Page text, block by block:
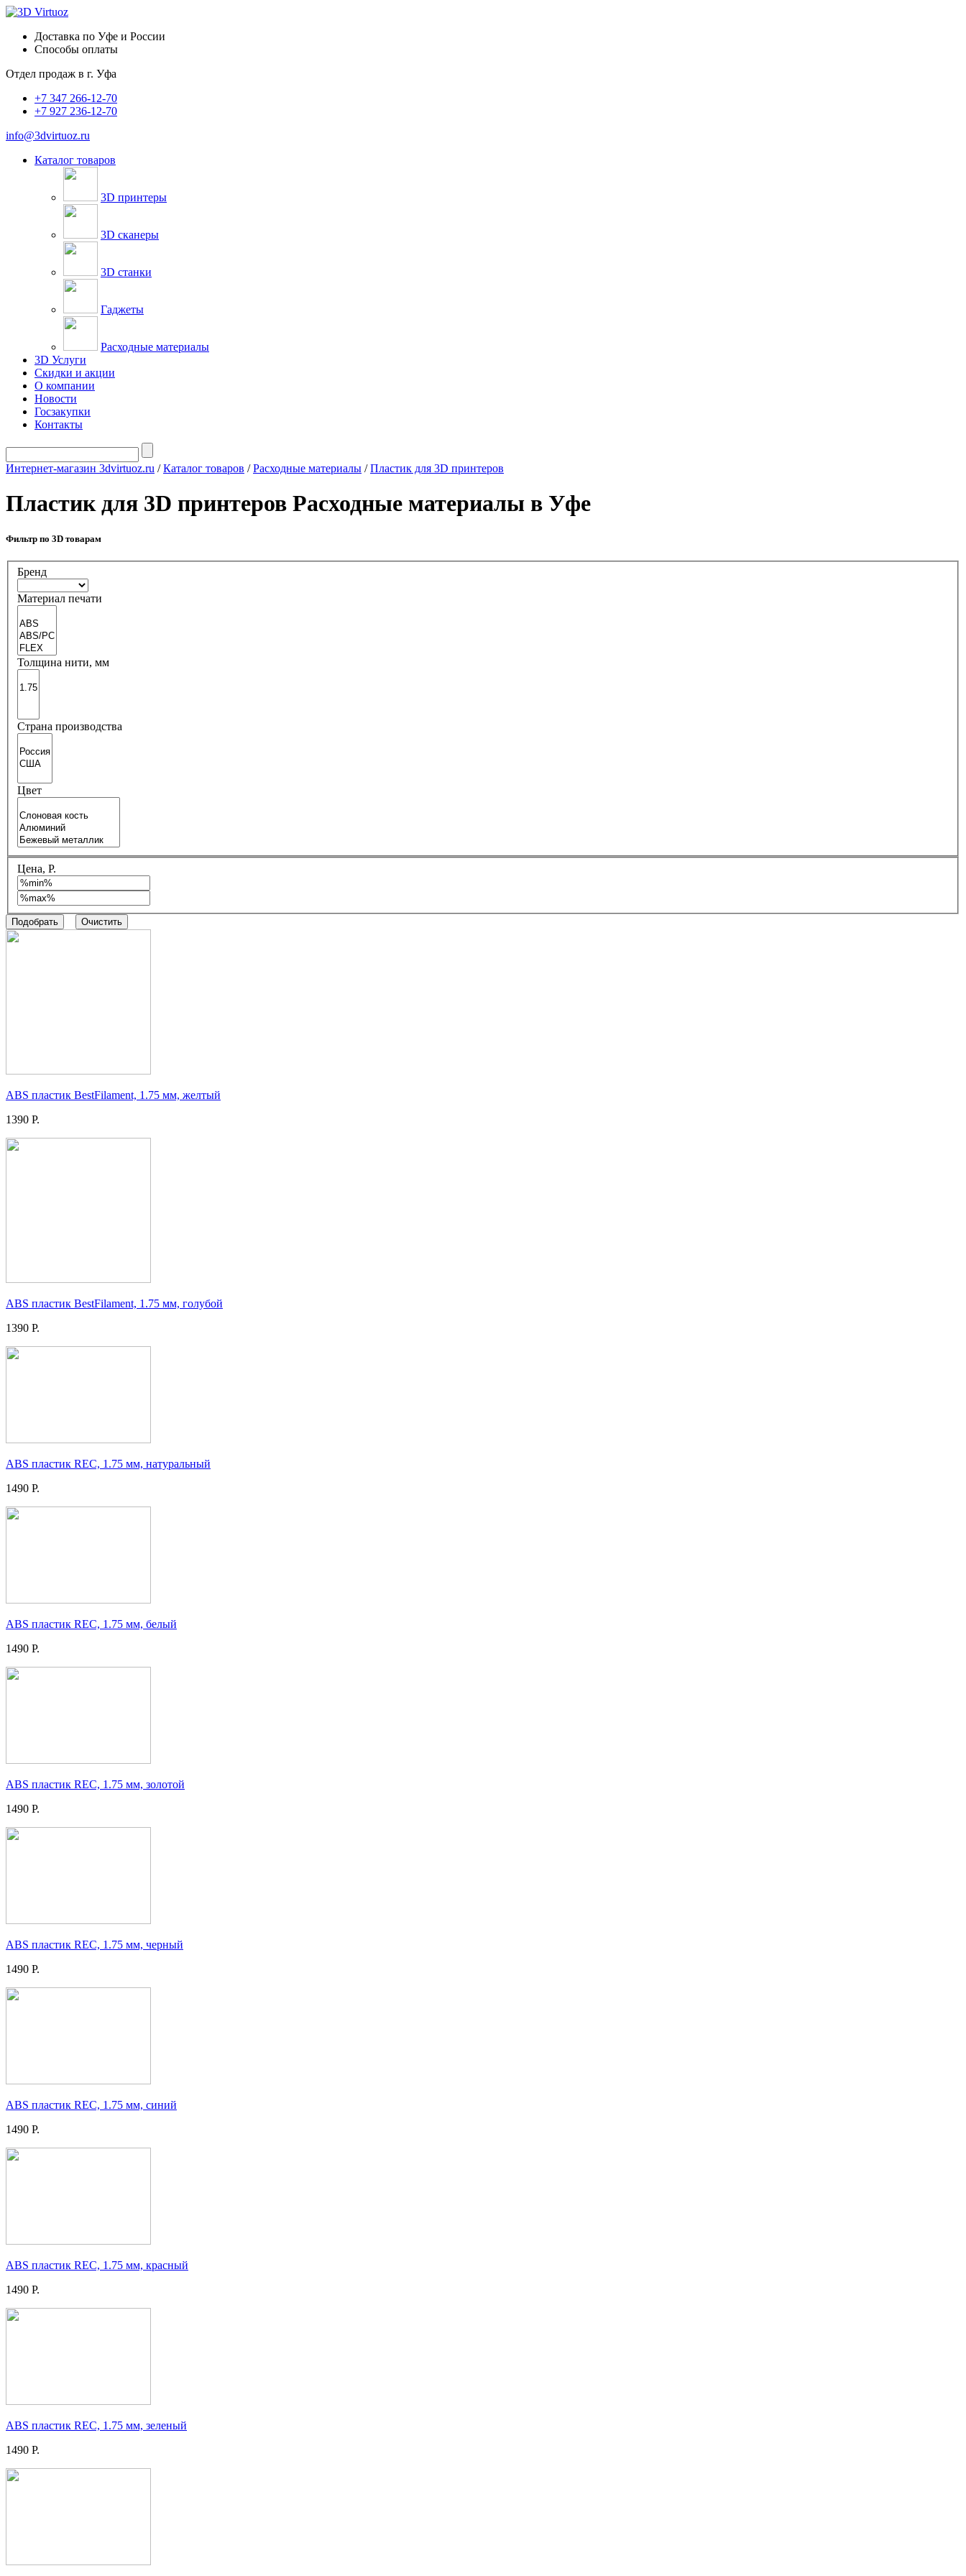
Доставка по Уфе и России
Способы оплаты
Отдел продаж в г. Уфа
+7 347 266-12-70
+7 927 236-12-70
info@3dvirtuoz.ru
Каталог товаров
3D принтеры
3D сканеры
3D станки
Гаджеты
Расходные материалы
3D Услуги
Скидки и акции
О компании
Новости
Госзакупки
Контакты
Интернет-магазин 3dvirtuoz.ru /Каталог товаров /Расходные материалы /Пластик для 3D принтеров
Пластик для 3D принтеров Расходные материалы в Уфе
Фильтр по 3D товарам
Бренд
Материал печати
Толщина нити, мм
Страна производства
Цвет
Цена, Р.
ABS пластик BestFilament, 1.75 мм, желтый
1390 Р.
ABS пластик BestFilament, 1.75 мм, голубой
1390 Р.
ABS пластик REC, 1.75 мм, натуральный
1490 Р.
ABS пластик REC, 1.75 мм, белый
1490 Р.
ABS пластик REC, 1.75 мм, золотой
1490 Р.
ABS пластик REC, 1.75 мм, черный
1490 Р.
ABS пластик REC, 1.75 мм, синий
1490 Р.
ABS пластик REC, 1.75 мм, красный
1490 Р.
ABS пластик REC, 1.75 мм, зеленый
1490 Р.